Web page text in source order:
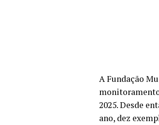
A Fundação
2025. Desde
ano, dez